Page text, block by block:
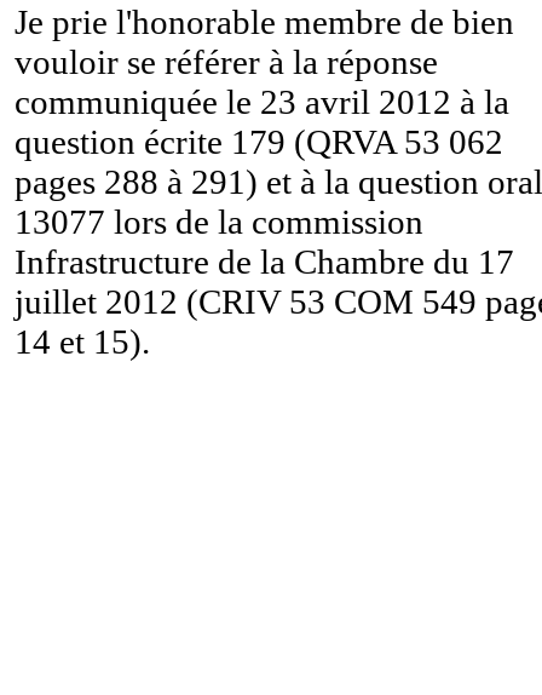
Je prie l'honorable membre de bien
vouloir se référer à la réponse
communiquée le 23 avril 2012 à la
question écrite 179 (QRVA 53 062
pages 288 à 291) et à la question
13077 lors de la commission
Infrastructure de la Chambre du 17
juillet 2012 (CRIV 53 COM 549
14 et 15).